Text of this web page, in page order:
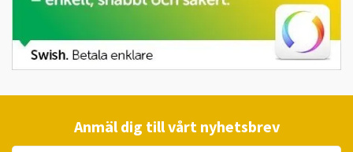
Anmäl dig till vårt nyhetsbrev